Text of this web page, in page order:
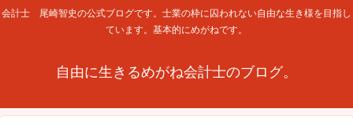
会計士 尾崎智史の公式ブログです。士業の枠に囚われない自由な生き様を目指し
ています。基本的にめがねです。
自由に生きるめがね会計士のブログ。